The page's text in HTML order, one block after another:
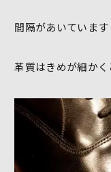
間隔があいています
革質はきめが細か